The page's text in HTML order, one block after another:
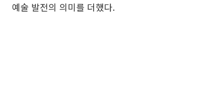
예술 발전의 의미를 더했다.